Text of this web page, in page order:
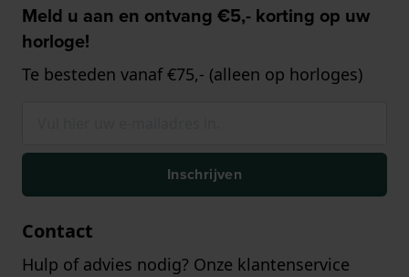
Meld u aan en ontvang €5,- korting op uw
horloge!
Te besteden vanaf €75,- (alleen op horloges)
Inschrijven
Contact
Hulp of advies nodig? Onze klantenservice